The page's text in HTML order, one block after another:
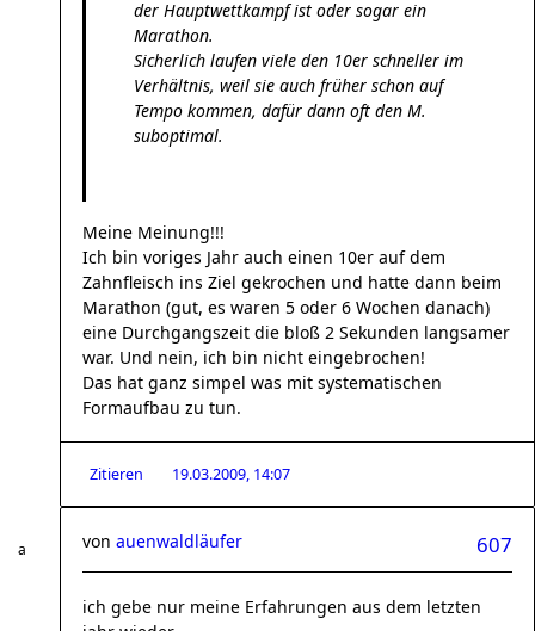
der Hauptwettkampf ist oder sogar ein
Marathon.
Sicherlich laufen viele den 10er schneller im
Verhältnis, weil sie auch früher schon auf
Tempo kommen, dafür dann oft den M.
suboptimal.
Meine Meinung!!!
Ich bin voriges Jahr auch einen 10er auf dem
Zahnfleisch ins Ziel gekrochen und hatte dann beim
Marathon (gut, es waren 5 oder 6 Wochen danach)
eine Durchgangszeit die bloß 2 Sekunden langsamer
war. Und nein, ich bin nicht eingebrochen!
Das hat ganz simpel was mit systematischen
Formaufbau zu tun.
Zitieren 19.03.2009, 14:07
607
von auenwaldläufer
ich gebe nur meine Erfahrungen aus dem letzten